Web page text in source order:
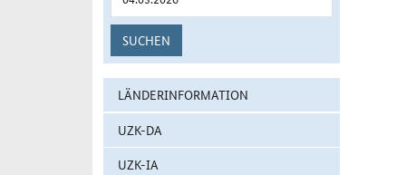
SUCHEN
LÄNDERINFORMATION
UZK-DA
UZK-IA